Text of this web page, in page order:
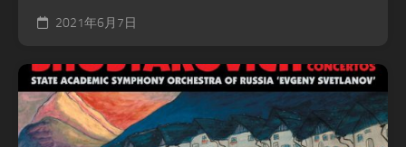
2021年6月7日